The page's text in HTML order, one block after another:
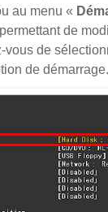
au menu «
de
vous de
de démarrage.